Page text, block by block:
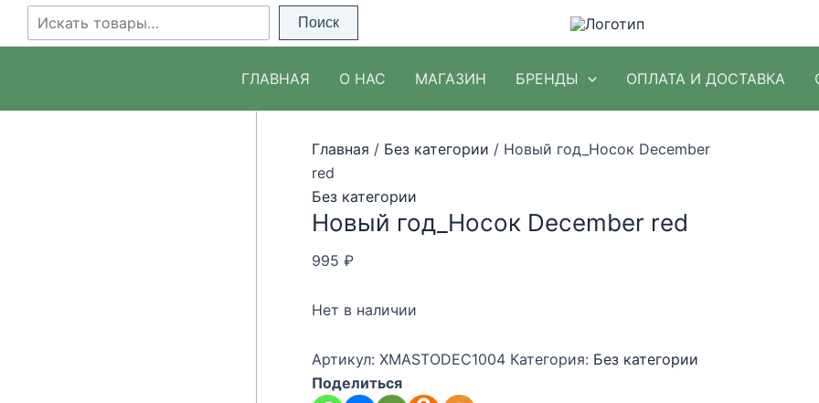
Перейти
Поиск Поиск
ГЛАВНАЯ О НАС МАГАЗИН БРЕНДЫ ОПЛАТА И ДОСТАВКА
Главная / Без категории / Новый год_Носок December
red
Без категории
Новый год_Носок December red
995 ₽
Нет в наличии
Артикул: XMASTODEC1004 Категория: Без категории
Поделиться